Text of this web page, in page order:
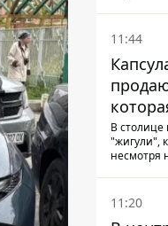
11:44
сошла
В
"жигули",
несмотря
резину
11:20